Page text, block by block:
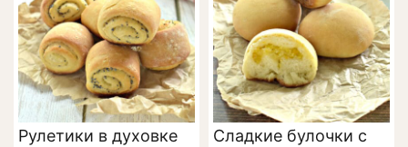
Рулетики в духовке
Сладкие булочки с